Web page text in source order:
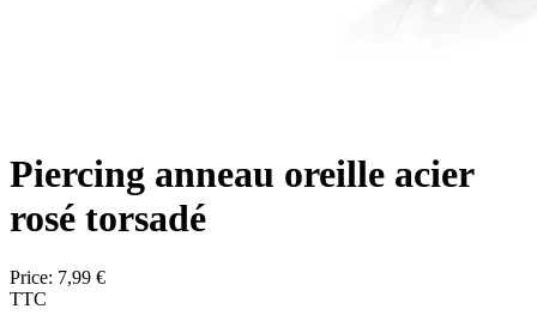
Piercing anneau oreille acier
rosé torsadé
Price: 7,99 €
TTC